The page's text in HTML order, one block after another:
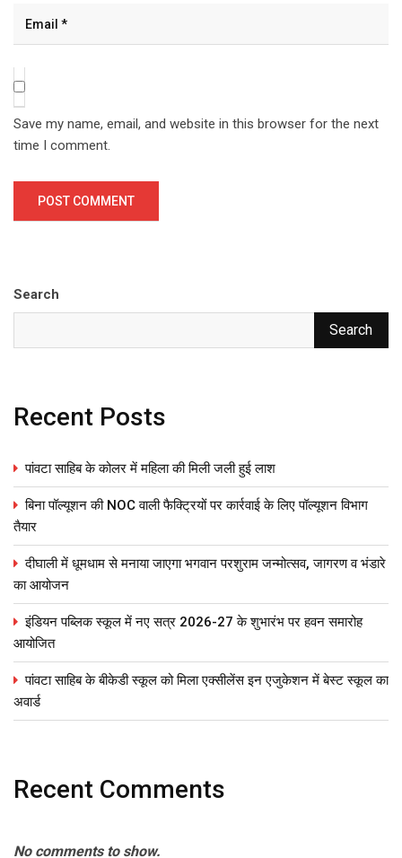
Save my name, email, and website in this browser for the next
time I comment.
Search
Search
Recent Posts
पांवटा साहिब के कोलर में महिला की मिली जली हुई लाश
बिना पॉल्यूशन की NOC वाली फैक्ट्रियों पर कार्रवाई के लिए पॉल्यूशन विभाग
तैयार
दीघाली में धूमधाम से मनाया जाएगा भगवान परशुराम जन्मोत्सव, जागरण व भंडारे
का आयोजन
इंडियन पब्लिक स्कूल में नए सत्र 2026-27 के शुभारंभ पर हवन समारोह
आयोजित
पांवटा साहिब के बीकेडी स्कूल को मिला एक्सीलेंस इन एजुकेशन में बेस्ट स्कूल का
अवार्ड
Recent Comments
No comments to show.